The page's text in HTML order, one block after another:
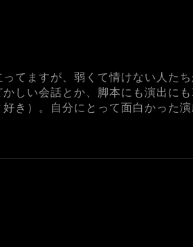
てますが、弱くて情けない人た
しい会話とか、脚本にも演出に
き）。自分にとって面白かった